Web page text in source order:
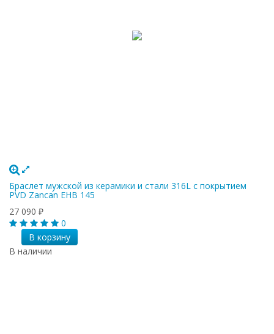
Браслет мужской из керамики и стали 316L c покрытием
PVD Zancan EHB 145
27 090 ₽
0
В корзину
В наличии